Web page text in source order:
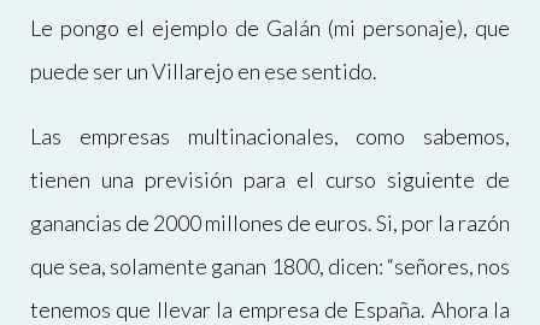
Le pongo el ejemplo de Galán (mi personaje), que
puede ser un Villarejo en ese sentido.
Las empresas multinacionales, como sabemos,
tienen una previsión para el curso siguiente de
ganancias de 2000 millones de euros. Si, por la razón
que sea, solamente ganan 1800, dicen: “señores, nos
tenemos que llevar la empresa de España. Ahora la